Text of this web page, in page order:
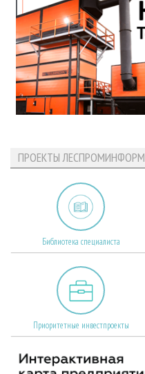
ПРОЕКТЫ ЛЕСПРОМИНФОРМ
Библиотека специалиста
Приоритетные инвестпроекты